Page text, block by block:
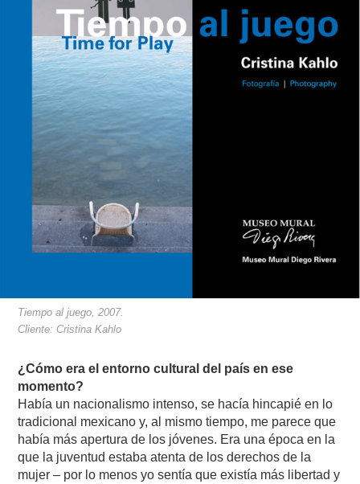
Tiempo al juego, 2007.
Cliente: Cristina Kahlo
¿Cómo era el entorno cultural del país en ese
momento?
Había un nacionalismo intenso, se hacía hincapié en lo
tradicional mexicano y, al mismo tiempo, me parece que
había más apertura de los jóvenes. Era una época en la
que la juventud estaba atenta de los derechos de la
mujer – por lo menos yo sentía que existía más libertad y